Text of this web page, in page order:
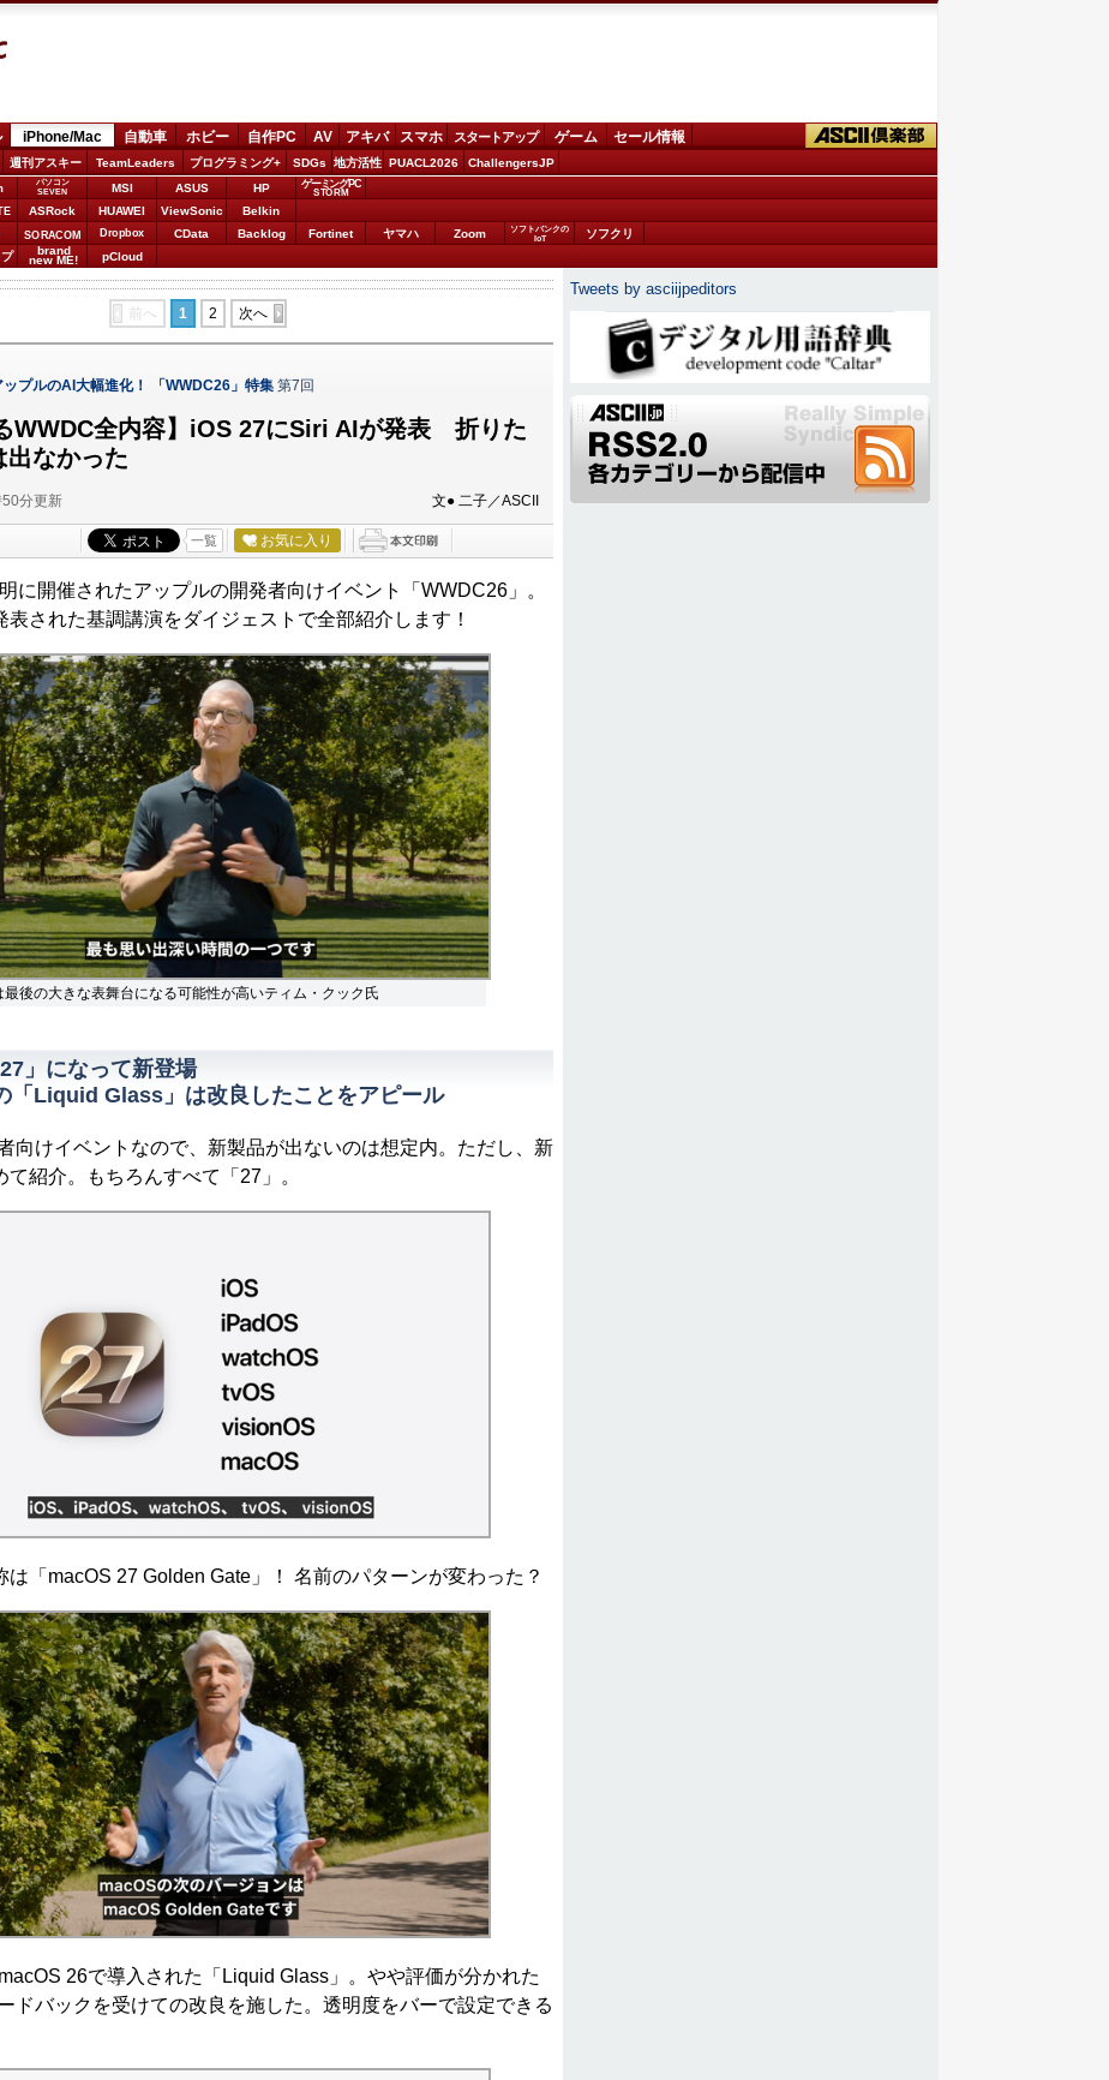
iPhone/Mac 自動車 ホビー 自作PC AV アキバ スマホ スタートアップ ゲーム セール情報
週刊アスキー TeamLeaders プログラミング+ SDGs 地方活性 PUACL2026 ChallengersJP
パソコン
SEVEN
MSI ASUS HP ゲーミングPC
STORM
ASRock HUAWEI ViewSonic Belkin
SORACOM Dropbox CData Backlog Fortinet ヤマハ Zoom
ソフトバンクの
IoT
ソフクリ
brand
new ME! pCloud
前へ 1 2 次へ
ップルのAI大幅進化！ 「WWDC26」特集 第7回
WWDC全内容】iOS 27にSiri AIが発表 折りた
なかった
分更新 文● 二子／ASCII
一覧 お気に入り
に開催されたアップルの開発者向けイベント「WWDC26」。
表された基調講演をダイジェストで全部紹介します！
最後の大きな表舞台になる可能性が高いティム・クック氏
」になって新登場
「Liquid Glass」は改良したことをアピール
向けイベントなので、新製品が出ないのは想定内。ただし、新
紹介。もちろんすべて「27」。
「macOS 27 Golden Gate」！ 名前のパターンが変わった？
26で導入された「Liquid Glass」。やや評価が分かれた
ドバックを受けての改良を施した。透明度をバーで設定できる
Tweets by asciijpeditors